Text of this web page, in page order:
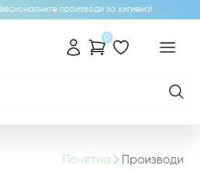
производи за хигиена!
0
Почетна
Производи